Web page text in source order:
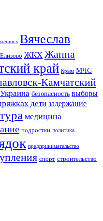
Вячеслав
Елизово ЖКХ Жанна
край Крым МЧС
Камчатский
Украина безопасность выборы
дети задержание
медицина
подростки политика
предпринимательство
спорт строительство